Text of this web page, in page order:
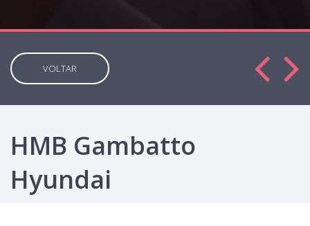
VOLTAR
HMB Gambatto
Hyundai